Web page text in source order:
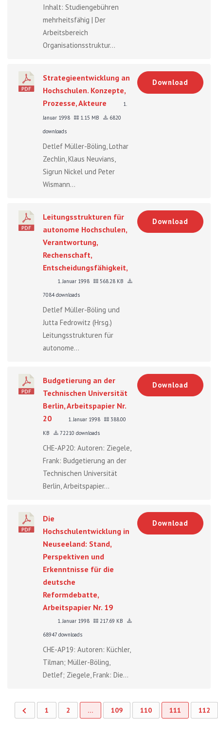
Inhalt: Studiengebühren
mehrheitsfähig | Der
Arbeitsbereich
Organisationsstruktur...
Strategieentwicklung an
Hochschulen. Konzepte,
Prozesse, Akteure
1.
Januar 1998
1.15 MB
6820
downloads
Detlef Müller-Böling, Lothar
Zechlin, Klaus Neuvians,
Sigrun Nickel und Peter
Wismann...
Download
Leitungsstrukturen für
autonome Hochschulen,
Verantwortung,
Rechenschaft,
Entscheidungsfähigkeit,
1. Januar 1998
568.28 KB
7084 downloads
Detlef Müller-Böling und
Jutta Fedrowitz (Hrsg.)
Leitungsstrukturen für
autonome...
Download
Budgetierung an der
Technischen Universität
Berlin, Arbeitspapier Nr.
20
1. Januar 1998
388.00
KB
72210 downloads
CHE-AP20: Autoren: Ziegele,
Frank: Budgetierung an der
Technischen Universität
Berlin, Arbeitspapier...
Download
Die
Hochschulentwicklung in
Neuseeland: Stand,
Perspektiven und
Erkenntnisse für die
deutsche
Reformdebatte,
Arbeitspapier Nr. 19
1. Januar 1998
217.69 KB
68947 downloads
CHE-AP19: Autoren: Küchler,
Tilman; Müller-Böling,
Detlef; Ziegele, Frank: Die...
Download
1 2 … 109 110 111 112